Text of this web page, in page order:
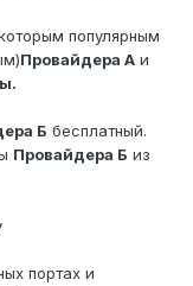
популярным
Провайдера А и
Б бесплатный.
Провайдера Б из
портах и